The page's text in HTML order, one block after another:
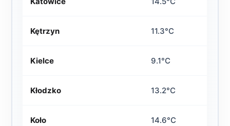
Kętrzyn 11.3°C
Kielce 9.1°C
Kłodzko 13.2°C
Koło 14.6°C